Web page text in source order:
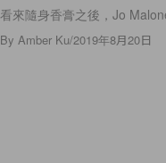
看來隨身香膏之後，Jo
By Amber Ku/2019年8月20日